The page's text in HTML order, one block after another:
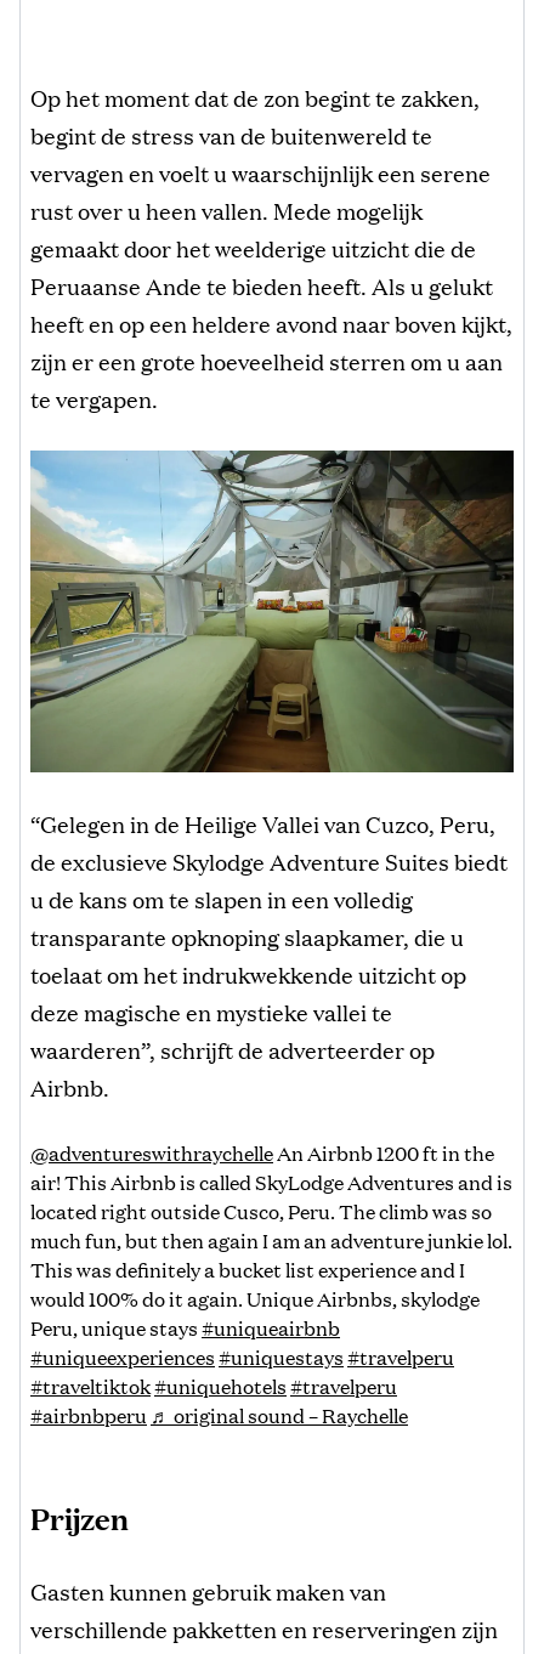
Op het moment dat de zon begint te zakken,
begint de stress van de buitenwereld te
vervagen en voelt u waarschijnlijk een serene
rust over u heen vallen. Mede mogelijk
gemaakt door het weelderige uitzicht die de
Peruaanse Ande te bieden heeft. Als u gelukt
heeft en op een heldere avond naar boven kijkt,
zijn er een grote hoeveelheid sterren om u aan
te vergapen.
“Gelegen in de Heilige Vallei van Cuzco, Peru,
de exclusieve Skylodge Adventure Suites biedt
u de kans om te slapen in een volledig
transparante opknoping slaapkamer, die u
toelaat om het indrukwekkende uitzicht op
deze magische en mystieke vallei te
waarderen”, schrijft de adverteerder op
Airbnb.
@adventureswithraychelleAn Airbnb 1200 ft in the
air! This Airbnb is called SkyLodge Adventures and is
located right outside Cusco, Peru. The climb was so
much fun, but then again I am an adventure junkie lol.
This was definitely a bucket list experience and I
would 100% do it again. Unique Airbnbs, skylodge
Peru, unique stays#uniqueairbnb
#uniqueexperiences#uniquestays#travelperu
#traveltiktok#uniquehotels#travelperu
#airbnbperu ♬ original sound – Raychelle
Prijzen
Gasten kunnen gebruik maken van
verschillende pakketten en reserveringen zijn